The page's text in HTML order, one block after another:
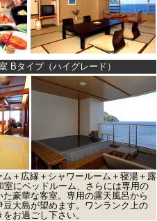
Bタイプ（ハイグレード）
＋広縁＋シャワールーム＋寝湯＋露
室にベッドルーム、さらには専用の
豪華な客室。専用の露天風呂から
豆大島が望めます。ワンランク上の
お過ごし下さい。